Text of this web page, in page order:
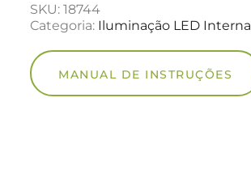
SKU: 18744
Categoria: Iluminação LED Interna
MANUAL DE INSTRUÇÕES